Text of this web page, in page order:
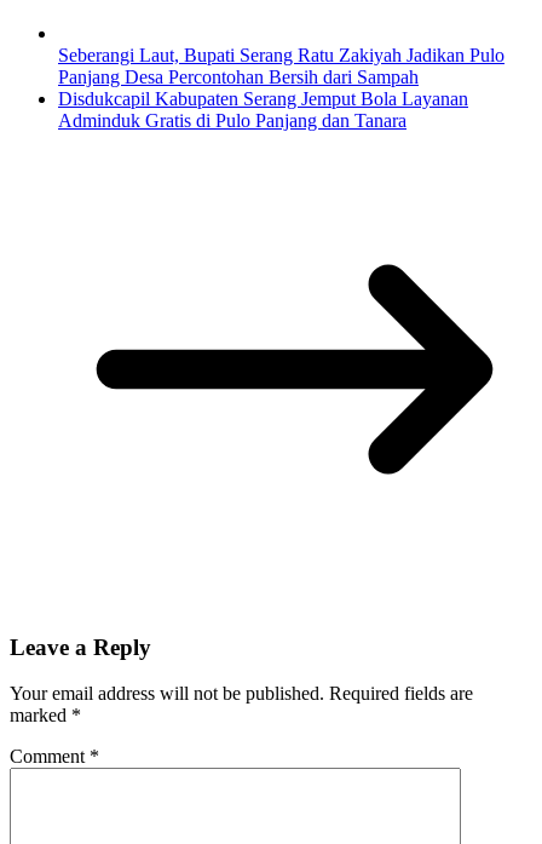
Seberangi Laut, Bupati Serang Ratu Zakiyah Jadikan Pulo
Panjang Desa Percontohan Bersih dari Sampah
Disdukcapil Kabupaten Serang Jemput Bola Layanan
Adminduk Gratis di Pulo Panjang dan Tanara
Leave a Reply
Your email address will not be published. Required fields are
marked *
Comment *